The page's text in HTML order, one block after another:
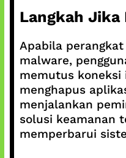
Langkah Jika
Apabila
malware,
memutus
menghapus
menjalankan
solusi keamanan
memperbarui